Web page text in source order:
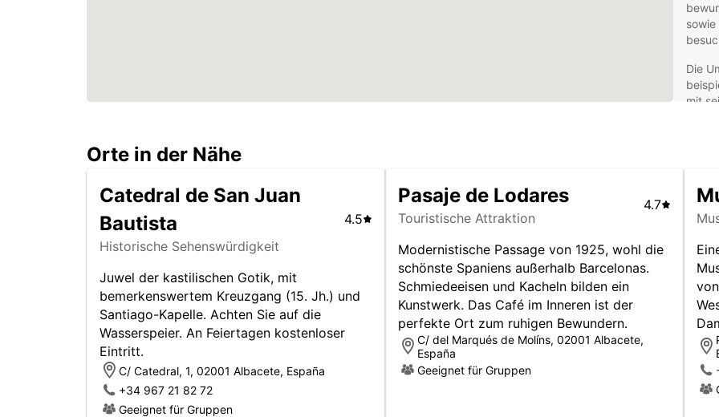
Die
mit
Mit
Orte in der Nähe
Catedral de San Juan
Bautista
Historische Sehenswürdigkeit
4.5
Juwel der kastilischen Gotik, mit
bemerkenswertem Kreuzgang (15. Jh.) und
Santiago-Kapelle. Achten Sie auf die
Wasserspeier. An Feiertagen kostenloser
Eintritt.
C/ Catedral, 1, 02001 Albacete, España
+34 967 21 82 72
Geeignet für Gruppen
Pasaje de Lodares
Touristische Attraktion
4.7
Modernistische Passage von 1925, wohl die
schönste Spaniens außerhalb Barcelonas.
Schmiedeeisen und Kacheln bilden ein
Kunstwerk. Das Café im Inneren ist der
perfekte Ort zum ruhigen Bewundern.
C/ del Marqués de Molíns, 02001 Albacete,
España
Geeignet für Gruppen